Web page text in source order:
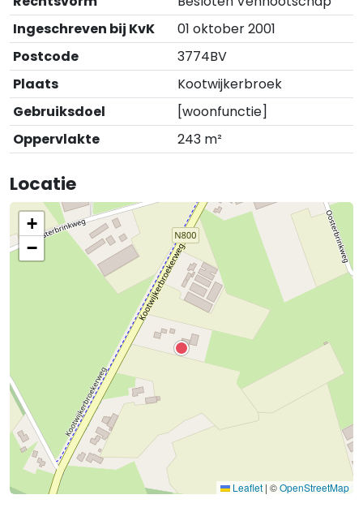
Ingeschreven bij KvK
01 oktober 2001
Postcode
3774BV
Plaats
Kootwijkerbroek
Gebruiksdoel
[woonfunctie]
Oppervlakte
243 m²
Locatie
+
−
Leaflet | ©OpenStreetMap